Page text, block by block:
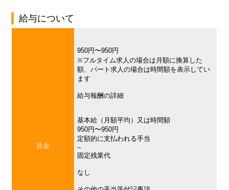
給与について
賃金
950円〜950円
※フルタイム求人の場合は月額に換算した
額、パート求人の場合は時間額を表示してい
ます
給与報酬の詳細
基本給（月額平均）又は時間額
950円〜950円
定額的に支払われる手当
–
固定残業代
なし